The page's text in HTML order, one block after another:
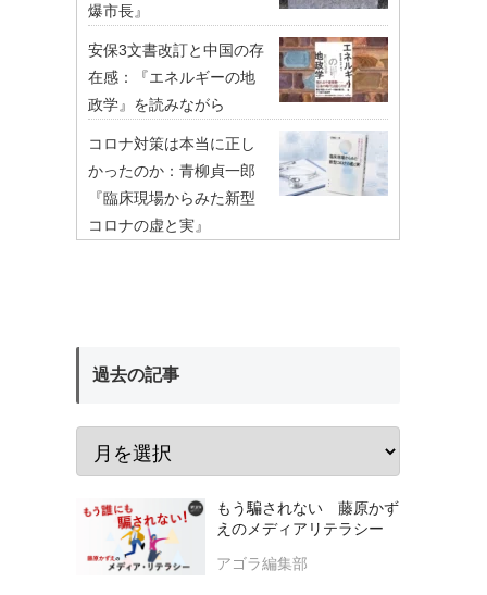
爆市長』
安保3文書改訂と中国の存
在感：『エネルギーの地
政学』を読みながら
コロナ対策は本当に正し
かったのか：青柳貞一郎
『臨床現場からみた新型
コロナの虚と実』
過去の記事
もう騙されない 藤原かず
えのメディアリテラシー
アゴラ編集部